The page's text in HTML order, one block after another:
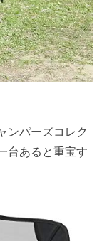
ンパーズコレク
台あると重宝す